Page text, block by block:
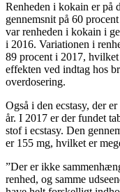
Renheden i kokain er på
gennemsnit på 60
var renheden i kokain i
i 2016. Variationen i
89 procent i 2017,
effekten ved indtag hos
overdosering.
Også i den ecstasy, der
år. I 2017 er der fundet
stof i ecstasy. Den
er 155 mg, hvilket er
”Der er ikke
renhed, og samme